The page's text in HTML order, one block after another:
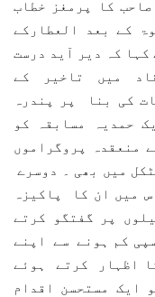
کا پرمغز خطاب
کے بعد العطارکے
کہا کہ دیر آید درست
میں تاخیر کے
کی بنا پر پندرہ
حمدیہ مسابقہ کو
منعقدہ پروگراموں
میں بھی ۔ دوسرے
میں ان کا پاکیزہ
پر گفتگو کرتے
کم ہونے سے اپنے
اظہار کرتے ہوئے
ایک مستحسن اقدام